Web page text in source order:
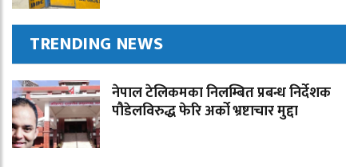
TRENDING NEWS
नेपाल टेलिकमका निलम्बित प्रबन्ध निर्देशक
पौडेलविरुद्ध फेरि अर्को भ्रष्टाचार मुद्दा